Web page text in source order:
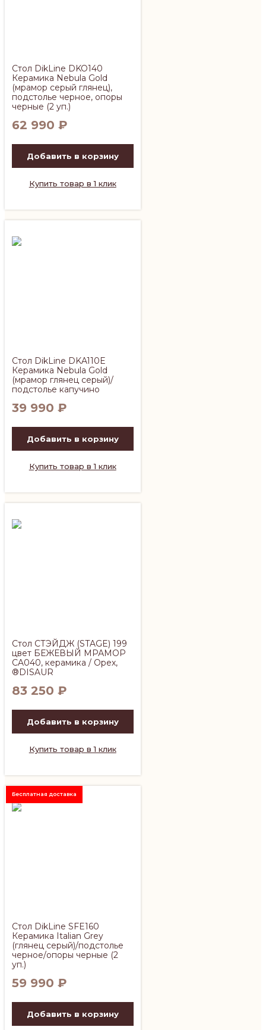
Стол DikLine DKO140
Керамика Nebula Gold
(мрамор серый глянец),
подстолье черное, опоры
черные (2 уп.)
62 990 ₽
Добавить в корзину
Купить товар в 1 клик
Стол DikLine DKA110E
Керамика Nebula Gold
(мрамор глянец серый)/
подстолье капучино
39 990 ₽
Добавить в корзину
Купить товар в 1 клик
Стол СТЭЙДЖ (STAGE) 199
цвет БЕЖЕВЫЙ МРАМОР
CA040, керамика / Орех,
®DISAUR
83 250 ₽
Добавить в корзину
Купить товар в 1 клик
Бесплатная доставка
Стол DikLine SFE160
Керамика Italian Grey
(глянец серый)/подстолье
черное/опоры черные (2
уп.)
59 990 ₽
Добавить в корзину